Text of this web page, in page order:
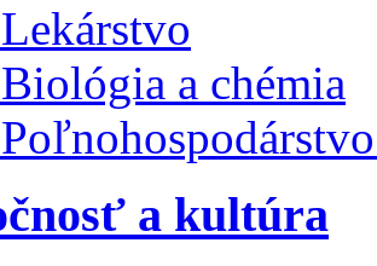
a chémia
a kultúra